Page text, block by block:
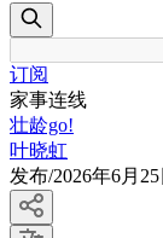
订阅
家事连线
壮龄go!
叶晓虹
发布/2026年6月